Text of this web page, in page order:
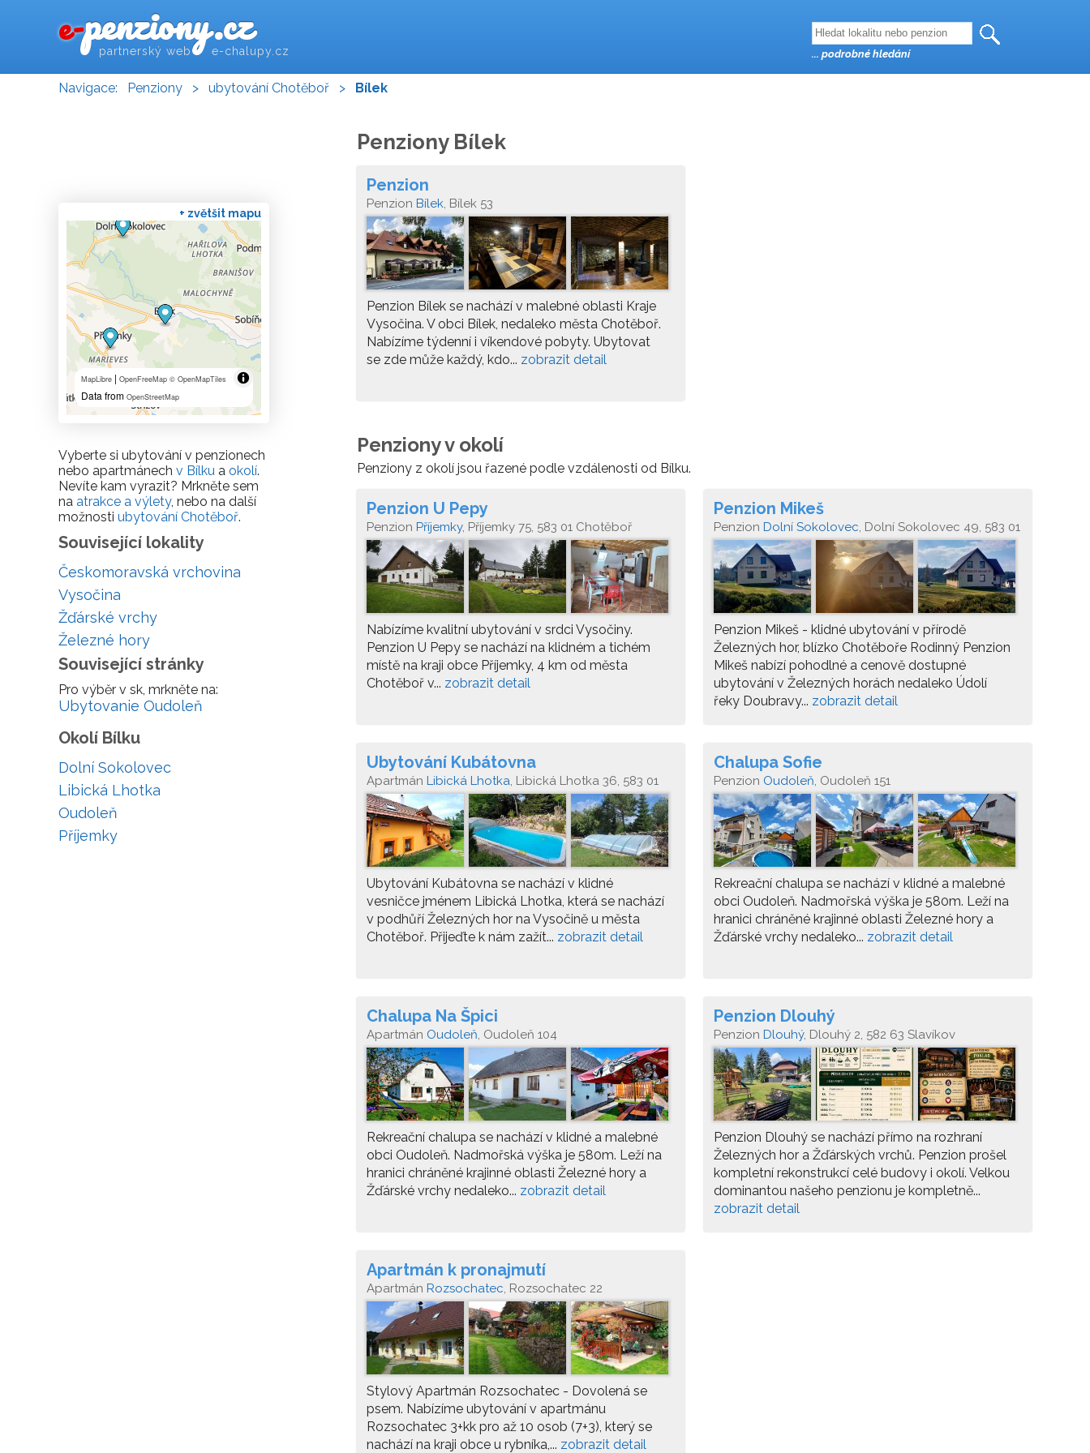
e-penziony.cz
partnerský web e-chalupy.cz
Navigace: Penziony > ubytování Chotěboř > Bílek
Penziony Bílek
Penzion
Penzion Bílek, Bílek 53
Penzion Bílek se nachází v malebné oblasti Kraje
Vysočina. V obci Bílek, nedaleko města Chotěboř.
Nabízíme týdenní i víkendové pobyty. Ubytovat
se zde může každý, kdo... zobrazit detail
Penziony v okolí
Penziony z okolí jsou řazené podle vzdálenosti od Bílku.
Penzion U Pepy
Penzion Příjemky, Příjemky 75, 583 01 Chotěboř
Nabízíme kvalitní ubytování v srdci Vysočiny.
Penzion U Pepy se nachází na klidném a tichém
místě na kraji obce Příjemky, 4 km od města
Chotěboř v... zobrazit detail
Penzion Mikeš
Penzion Dolní Sokolovec, Dolní Sokolovec 49, 583 01
Penzion Mikeš - klidné ubytování v přírodě
Železných hor, blízko Chotěboře Rodinný Penzion
Mikeš nabízí pohodlné a cenově dostupné
ubytování v Železných horách nedaleko Údolí
řeky Doubravy... zobrazit detail
Ubytování Kubátovna
Apartmán Libická Lhotka, Libická Lhotka 36, 583 01
Libice nad Doubravou
Ubytování Kubátovna se nachází v klidné
vesničce jménem Libická Lhotka, která se nachází
v podhůří Železných hor na Vysočině u města
Chotěboř. Přijeďte k nám zažít... zobrazit detail
Chalupa Sofie
Penzion Oudoleň, Oudoleň 151
Rekreační chalupa se nachází v klidné a malebné
obci Oudoleň. Nadmořská výška je 580m. Leží na
hranici chráněné krajinné oblasti Železné hory a
Žďárské vrchy nedaleko... zobrazit detail
Chalupa Na Špici
Apartmán Oudoleň, Oudoleň 104
Rekreační chalupa se nachází v klidné a malebné
obci Oudoleň. Nadmořská výška je 580m. Leží na
hranici chráněné krajinné oblasti Železné hory a
Žďárské vrchy nedaleko... zobrazit detail
Penzion Dlouhý
Penzion Dlouhý, Dlouhý 2, 582 63 Slavíkov
Penzion Dlouhý se nachází přímo na rozhraní
Železných hor a Žďárských vrchů. Penzion prošel
kompletní rekonstrukcí celé budovy i okolí. Velkou
dominantou našeho penzionu je kompletně...
zobrazit detail
Apartmán k pronajmutí
Apartmán Rozsochatec, Rozsochatec 22
Stylový Apartmán Rozsochatec - Dovolená se
psem. Nabízíme ubytování v apartmánu
Rozsochatec 3+kk pro až 10 osob (7+3), který se
nachází na kraji obce u rybníka,... zobrazit detail
+ zvětšit mapu
MapLibre | OpenFreeMap © OpenMapTiles
Data from OpenStreetMap
Vyberte si ubytování v penzionech
nebo apartmánech v Bílku a okolí.
Nevíte kam vyrazit? Mrkněte sem
na atrakce a výlety, nebo na další
možnosti ubytování Chotěboř.
Související lokality
Českomoravská vrchovina
Vysočina
Žďárské vrchy
Železné hory
Související stránky
Pro výběr v sk, mrkněte na:
Ubytovanie Oudoleň
Okolí Bílku
Dolní Sokolovec
Libická Lhotka
Oudoleň
Příjemky
... podrobné hledání